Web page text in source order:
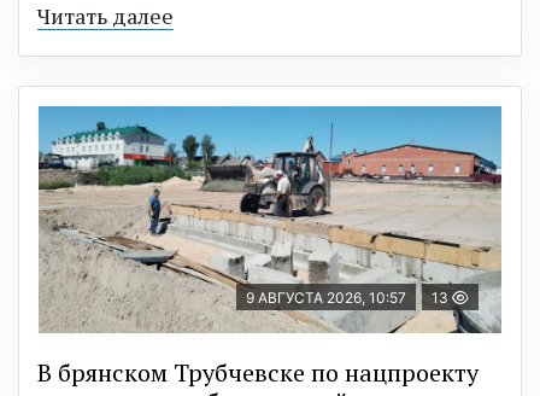
Читать далее
9 АВГУСТА 2026, 10:57 13
В брянском Трубчевске по нацпроекту